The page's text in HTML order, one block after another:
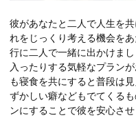
彼があなたと二人で人生を
れをじっくり考える機会を
行に二人で一緒に出かけま
入ったりする気軽なプラン
も寝食を共にすると普段は
ずかしい癖などもでてくる
ンにすることで彼を安心させ